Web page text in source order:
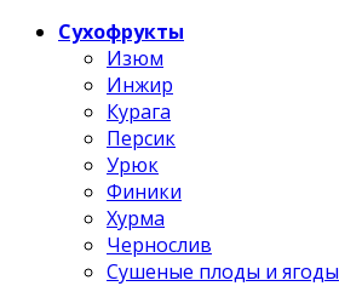
Сухофрукты
Изюм
Инжир
Курага
Персик
Урюк
Финики
Хурма
Чернослив
Сушеные плоды и ягоды